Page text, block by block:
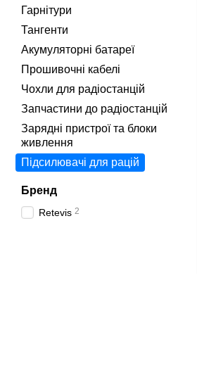
Гарнітури
Тангенти
Акумуляторні батареї
Прошивочні кабелі
Чохли для радіостанцій
Запчастини до радіостанцій
Зарядні пристрої та блоки
живлення
Підсилювачі для рацій
Бренд
Retevis 2